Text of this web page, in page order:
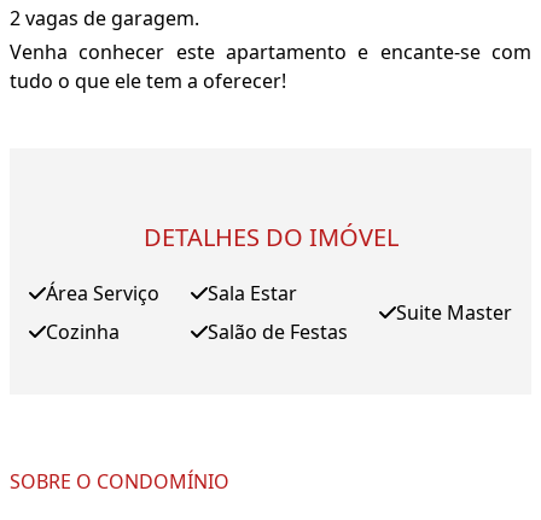
2 vagas de garagem.
Venha conhecer este apartamento e encante-se com
tudo o que ele tem a oferecer!
DETALHES DO IMÓVEL
Área Serviço
Cozinha
Sala Estar
Salão de Festas
Suite Master
SOBRE O CONDOMÍNIO